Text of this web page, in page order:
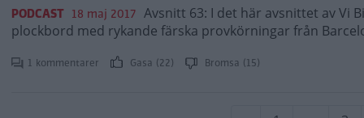
PODCAST 18 maj 2017 Avsnitt 63: I det här avsnittet av Vi
plockbord med rykande färska provkörningar från
1 kommentarer Gasa (22) Bromsa (15)